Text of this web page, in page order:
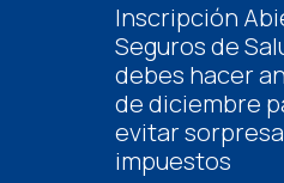
Inscripción
Seguros de
debes hacer
de diciembre
evitar
impuestos